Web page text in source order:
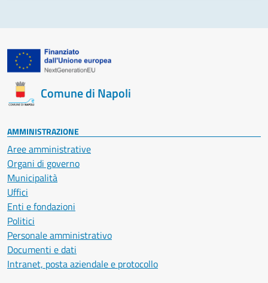
Comune di Napoli
AMMINISTRAZIONE
Aree amministrative
Organi di governo
Municipalità
Uffici
Enti e fondazioni
Politici
Personale amministrativo
Documenti e dati
Intranet, posta aziendale e protocollo